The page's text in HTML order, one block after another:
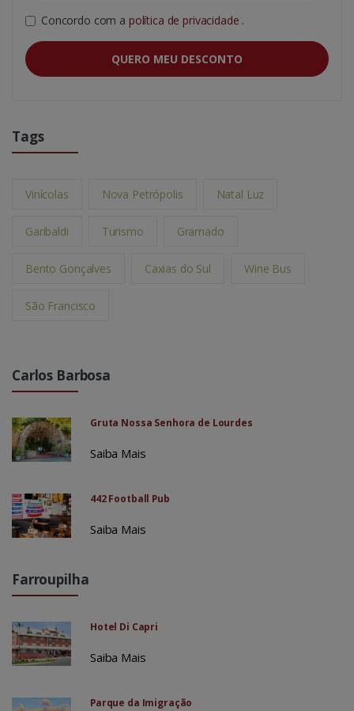
Concordo com a política de privacidade .
QUERO MEU DESCONTO
Tags
Vinícolas Nova Petrópolis Natal Luz
Garibaldi Turismo Gramado
Bento Gonçalves Caxias do Sul Wine Bus
São Francisco
Carlos Barbosa
Gruta Nossa Senhora de Lourdes
Saiba Mais
442 Football Pub
Saiba Mais
Farroupilha
Hotel Di Capri
Saiba Mais
Parque da Imigração